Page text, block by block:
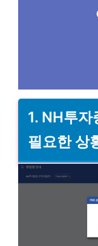
1. NH투
필요한 상